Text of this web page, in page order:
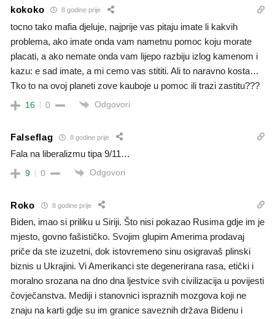
kokoko 8 godine prije
tocno tako mafia djeluje, najprije vas pitaju imate li kakvih
problema, ako imate onda vam nametnu pomoc koju morate
placati, a ako nemate onda vam lijepo razbiju izlog kamenom i
kazu: e sad imate, a mi cemo vas stititi. Ali to naravno kosta…
Tko to na ovoj planeti zove kauboje u pomoc ili trazi zastitu???
16 0 Odgovori
Falseflag 8 godine prije
Fala na liberalizmu tipa 9/11…
9 0 Odgovori
Roko 8 godine prije
Biden, imao si priliku u Siriji. Što nisi pokazao Rusima gdje im je
mjesto, govno fašističko. Svojim glupim Amerima prodavaj
priče da ste izuzetni, dok istovremeno sinu osigravaš plinski
biznis u Ukrajini. Vi Amerikanci ste degenerirana rasa, etički i
moralno srozana na dno dna ljestvice svih civilizacija u povijesti
čovječanstva. Mediji i stanovnici ispraznih mozgova koji ne
znaju na karti gdje su im granice saveznih država Bidenu i